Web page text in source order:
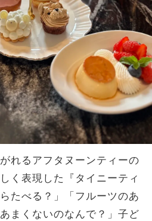
れるアフタヌーンティーの
く表現した『タイニーティ
たべる？」「フルーツのあ
まくないのなんで？」子ど